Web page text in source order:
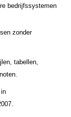
bedrijfssystemen
zonder
tabellen,